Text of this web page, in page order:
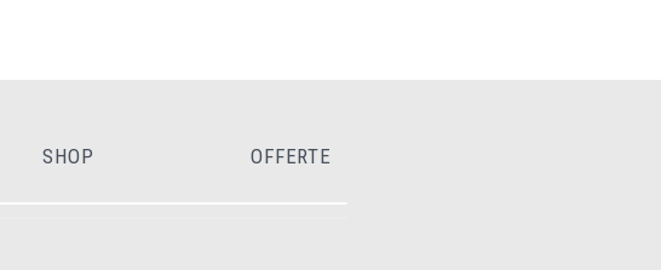
SHOP OFFERTE